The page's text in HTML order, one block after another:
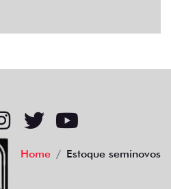
Home Estoque seminovos